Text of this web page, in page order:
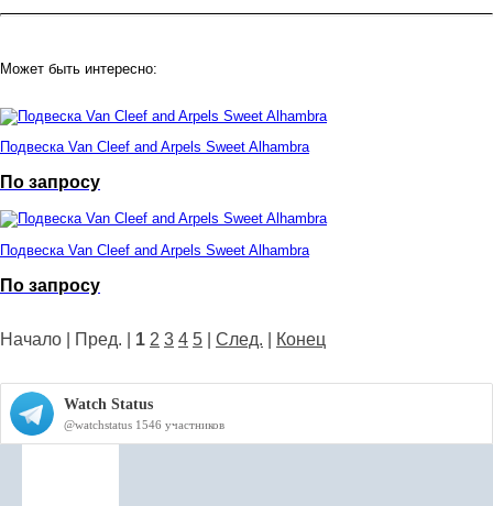
Может быть интересно:
Подвеска Van Cleef and Arpels Sweet Alhambra
По запросу
Подвеска Van Cleef and Arpels Sweet Alhambra
По запросу
Начало | Пред. | 1 2 3 4 5 След. Конец